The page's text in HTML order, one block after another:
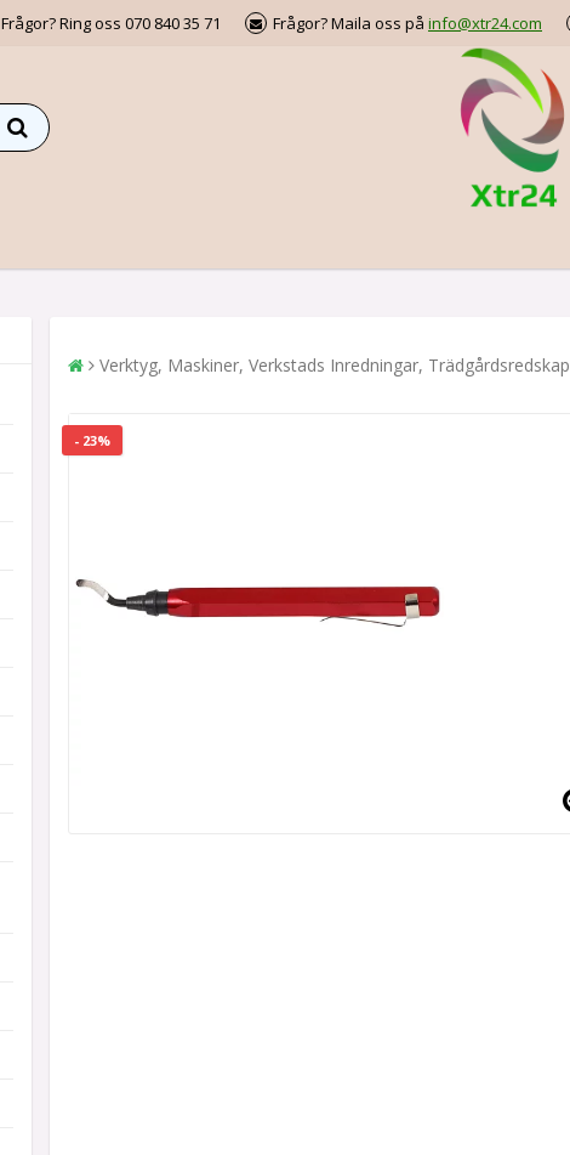
Frågor? Ring oss 070 840 35 71 Frågor? Maila oss på info@xtr24.com
Verktyg, Maskiner, Verkstads Inredningar, Trädgårdsredskap
- 23%